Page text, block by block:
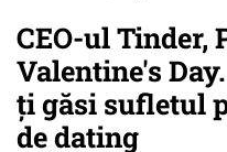
CEO-ul Tinder,
Valentine's
ți găsi sufletul
de dating